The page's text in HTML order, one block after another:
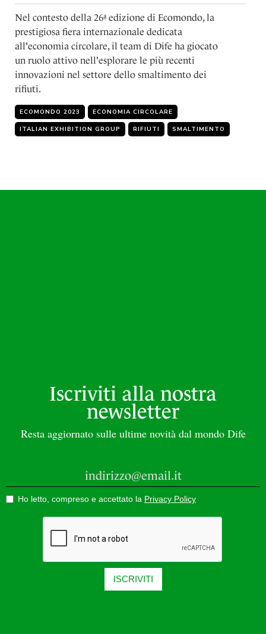
Nel contesto della 26ª edizione di Ecomondo, la
prestigiosa fiera internazionale dedicata
all'economia circolare, il team di Dife ha giocato
un ruolo attivo nell'esplorare le più recenti
innovazioni nel settore dello smaltimento dei
rifiuti.
ECOMONDO 2023 ECONOMIA CIRCOLARE
ITALIAN EXHIBITION GROUP RIFIUTI SMALTIMENTO
Iscriviti alla nostra
newsletter
Resta aggiornato sulle ultime novità dal mondo Dife
Ho letto, compreso e accettato la Privacy Policy